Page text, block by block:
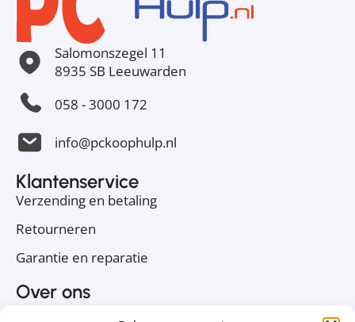
Salomonszegel 11
8935 SB Leeuwarden
058 - 3000 172
info@pckoophulp.nl
Klantenservice
Verzending en betaling
Retourneren
Garantie en reparatie
Over ons